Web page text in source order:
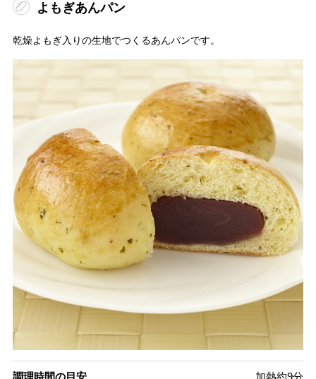
よもぎあんパン
乾燥よもぎ入りの生地でつくるあんパンです。